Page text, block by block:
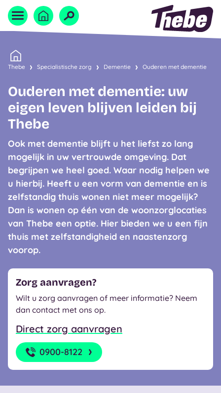
Home
Naar homepage
Thebe Specialistische zorg Dementie Ouderen met dementie
Zorg aanvragen?
Wilt u zorg aanvragen of meer informatie? Neem
dan contact met ons op.
Direct zorg aanvragen
0900-8122
Ouderen met dementie: uw
eigen leven blijven leiden bij
Thebe
Ook met dementie blijft u het liefst zo lang
mogelijk in uw vertrouwde omgeving. Dat
begrijpen we heel goed. Waar nodig helpen we
u hierbij. Heeft u een vorm van dementie en is
zelfstandig thuis wonen niet meer mogelijk?
Dan is wonen op één van de woonzorglocaties
van Thebe een optie. Hier bieden we u een fijn
thuis met zelfstandigheid en naastenzorg
voorop.